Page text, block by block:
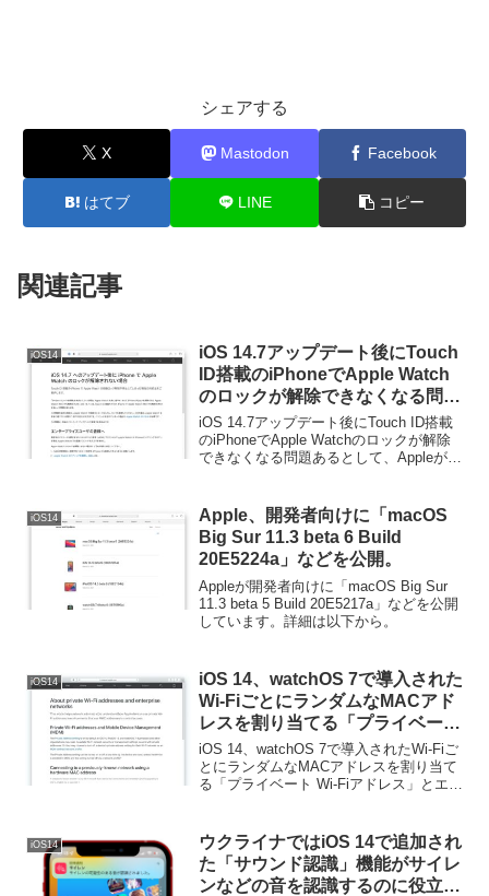
シェアする
X Mastodon Facebook
はてブ LINE コピー
関連記事
iOS14
iOS 14.7アップデート後にTouch
ID搭載のiPhoneでApple Watch
のロックが解除できなくなる問題
あるとして、Appleが今後のソフ
トウェア・アップデートで修正す
ると発表。
iOS 14.7アップデート後にTouch ID搭載
のiPhoneでApple Watchのロックが解除
できなくなる問題あるとして、Appleが今
ら。
iOS14
Apple、開発者向けに「macOS
Big Sur 11.3 beta 6 Build
20E5224a」などを公開。
Appleが開発者向けに「macOS Big Sur
11.3 beta 5 Build 20E5217a」などを公開
しています。詳細は以下から。
iOS14
iOS 14、watchOS 7で導入された
Wi-FiごとにランダムなMACアド
レスを割り当てる「プライベート
Wi-Fiアドレス」とエンタープラ
イズ・ネットワーク接続手順を公
開。
iOS 14、watchOS 7で導入されたWi-Fiご
とにランダムなMACアドレスを割り当て
る「プライベート Wi-Fiアドレス」とエン
iOS14
ウクライナではiOS 14で追加され
た「サウンド認識」機能がサイレ
ンなどの音を認識するのに役立っ